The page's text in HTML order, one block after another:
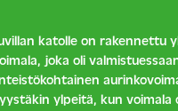
katolle on rakennettu
joka oli
ylpeitä, kun voimala